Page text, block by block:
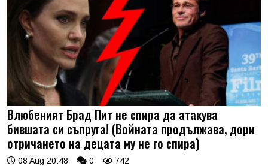
Влюбеният Брад Пит не спира да атакува
бившата си съпруга! (Войната продължава, дори
отричането на децата му не го спира)
08 Aug 20:48 0 742